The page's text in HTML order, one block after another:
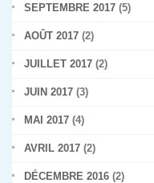
SEPTEMBRE 2017 (5)
AOÛT 2017 (2)
JUILLET 2017 (2)
JUIN 2017 (3)
MAI 2017 (4)
AVRIL 2017 (2)
DÉCEMBRE 2016 (2)